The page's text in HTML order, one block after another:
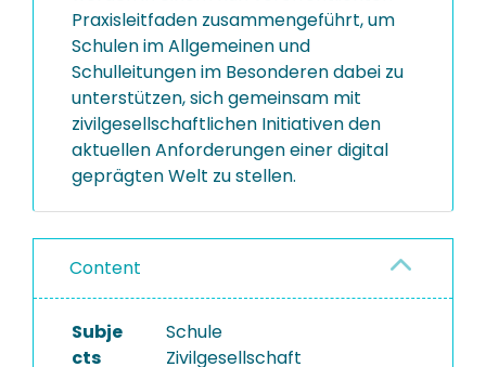
Praxisleitfaden zusammengeführt, um
Schulen im Allgemeinen und
Schulleitungen im Besonderen dabei zu
unterstützen, sich gemeinsam mit
zivilgesellschaftlichen Initiativen den
aktuellen Anforderungen einer digital
geprägten Welt zu stellen.
Content
Subje
cts
Schule
Zivilgesellschaft